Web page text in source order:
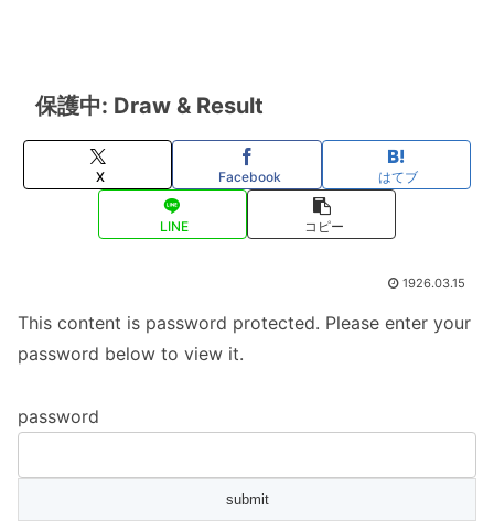
保護中: Draw & Result
X Facebook はてブ
LINE コピー
1926.03.15
This content is password protected. Please enter your
password below to view it.
password